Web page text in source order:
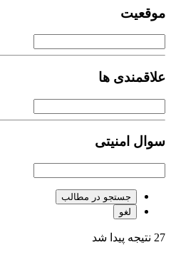
موقعیت
علاقمندی ها
سوال امنیتی
جستجو در مطالب
لغو
27 نتیجه پیدا شد